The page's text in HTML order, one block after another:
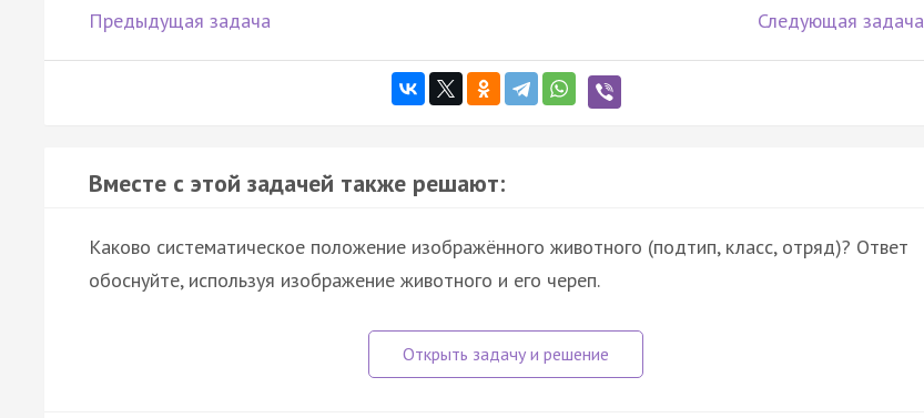
Предыдущая задача Следующая задача
Вместе с этой задачей также решают:
Каково систематическое положение изображённого животного (подтип, класс, отряд)? Ответ
обоснуйте, используя изображение животного и его череп.